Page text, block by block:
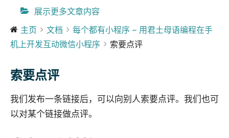
展示更多文章内容
主页
文档
每个都有小程序 – 用君土母语编程在手
机上开发互动微信小程序
索要点评
索要点评
我们发布一条链接后，可以向别人索要点评。我们也可
以对某个链接做点评。